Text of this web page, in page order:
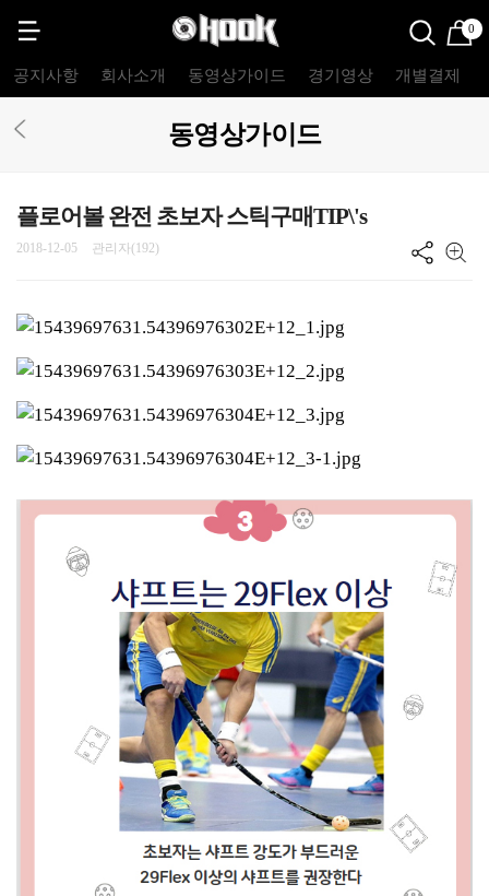
0
공지사항 회사소개 동영상가이드 경기영상 개별결제
동영상가이드
플로어볼 완전 초보자 스틱구매TIP\'s
2018-12-05 관리자(192)